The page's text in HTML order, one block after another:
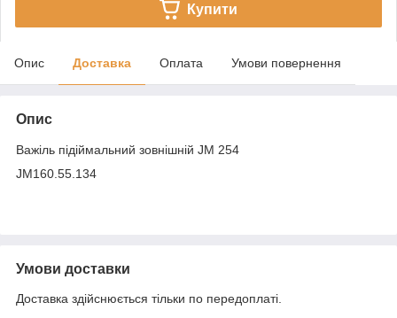
Купити
Опис Доставка Оплата Умови повернення
Опис
Важіль підіймальний зовнішній JM 254
JM160.55.134
Умови доставки
Доставка здійснюється тільки по передоплаті.